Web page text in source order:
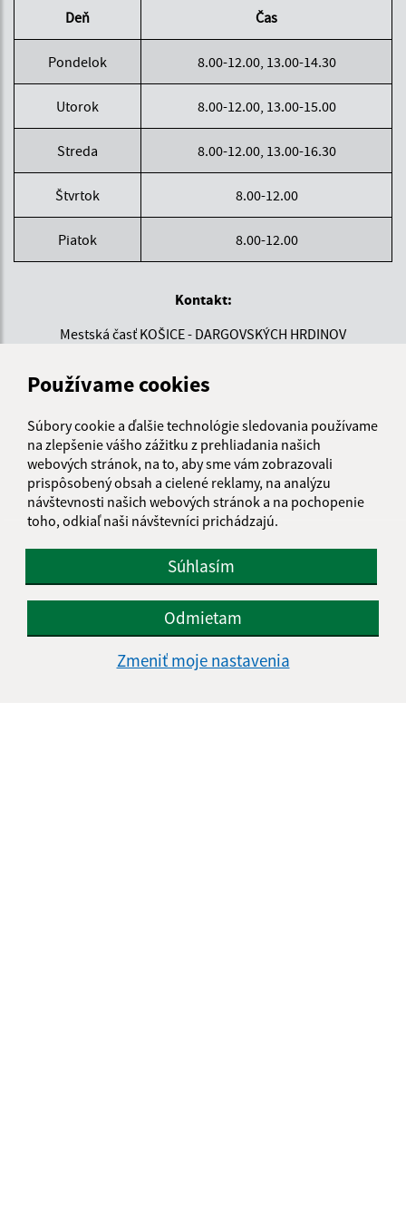
Používame cookies
Súbory cookie a ďalšie technológie sledovania používame
na zlepšenie vášho zážitku z prehliadania našich
webových stránok, na to, aby sme vám zobrazovali
prispôsobený obsah a cielené reklamy, na analýzu
návštevnosti našich webových stránok a na pochopenie
toho, odkiaľ naši návštevníci prichádzajú.
Súhlasím
Odmietam
Zmeniť moje nastavenia
Deň Čas
Pondelok 8.00-12.00, 13.00-14.30
Utorok 8.00-12.00, 13.00-15.00
Streda 8.00-12.00, 13.00-16.30
Štvrtok 8.00-12.00
Piatok 8.00-12.00
Kontakt:
Mestská časť KOŠICE - DARGOVSKÝCH HRDINOV
040 22 Košice
+421 55 300 90 01
IČO: 00690988